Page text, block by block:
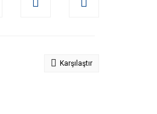
Karşılaştır